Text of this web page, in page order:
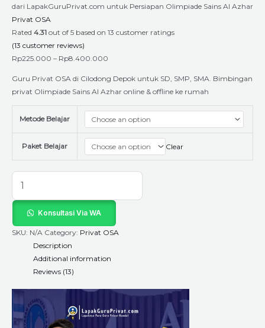
dari LapakGuruPrivat.com untuk Persiapan Olimpiade Sains Al Azhar
Privat OSA
Rated 4.31 out of 5 based on 13 customer ratings
(13 customer reviews)
Rp225.000 – Rp8.400.000
Guru Privat OSA di Cilodong Depok untuk SD, SMP, SMA. Bimbingan
privat Olimpiade Sains Al Azhar online & offline ke rumah
Metode Belajar
Paket Belajar Clear
Konsultasi Via WA
SKU: N/A Category: Privat OSA
Description
Additional information
Reviews (13)